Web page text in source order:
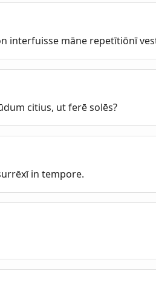
interfuisse māne repetītiōnī
citius, ut ferē solēs?
in tempore.